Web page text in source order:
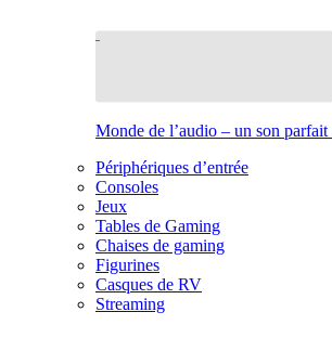
Monde de l’audio – un son
Périphériques d’entrée
Consoles
Jeux
Tables de Gaming
Chaises de gaming
Figurines
Casques de RV
Streaming